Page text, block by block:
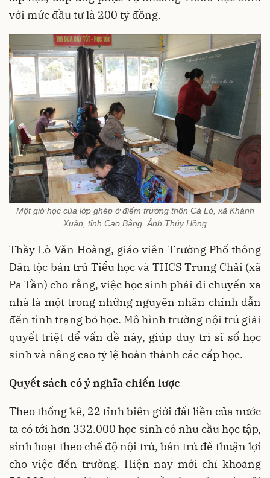
với mức đầu tư là 200 tỷ đồng.
Một giờ học của lớp ghép ở điểm trường thôn Cà Lò, xã Khánh
Xuân, tỉnh Cao Bằng. Ảnh Thúy Hồng
Thầy Lò Văn Hoàng, giáo viên Trường Phổ thông
Dân tộc bán trú Tiểu học và THCS Trung Chải (xã
Pa Tần) cho rằng, việc học sinh phải di chuyển xa
nhà là một trong những nguyên nhân chính dẫn
đến tình trạng bỏ học. Mô hình trường nội trú giải
quyết triệt để vấn đề này, giúp duy trì sĩ số học
sinh và nâng cao tỷ lệ hoàn thành các cấp học.
Quyết sách có ý nghĩa chiến lược
Theo thống kê, 22 tỉnh biên giới đất liền của nước
ta có tới hơn 332.000 học sinh có nhu cầu học tập,
sinh hoạt theo chế độ nội trú, bán trú để thuận lợi
cho việc đến trường. Hiện nay mới chỉ khoảng